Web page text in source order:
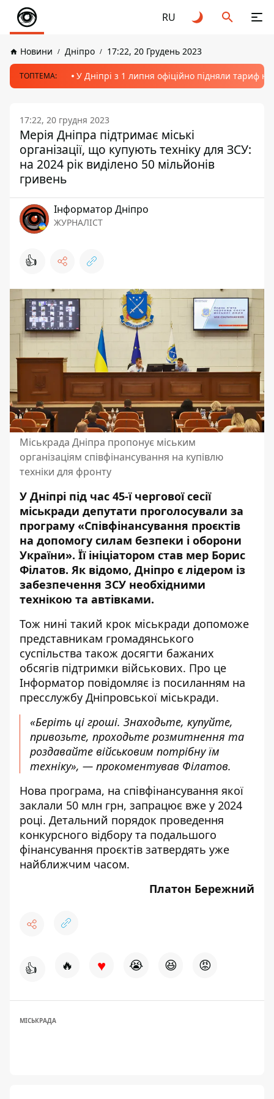
RU
Новини Дніпро 17:22, 20 Грудень 2023
ТОПТЕМА: У Дніпрі з 1 липня офіційно підняли тариф
17:22, 20 грудня 2023
Мерія Дніпра підтримає міські
організації, що купують техніку для ЗСУ:
на 2024 рік виділено 50 мільйонів
гривень
Інформатор Дніпро
ЖУРНАЛІСТ
👍
Міськрада Дніпра пропонує міським
організаціям співфінансування на купівлю
техніки для фронту
У Дніпрі під час 45-ї чергової сесії
міськради депутати проголосували за
програму «Співфінансування проєктів
на допомогу силам безпеки і оборони
України». Її ініціатором став мер Борис
Філатов. Як відомо, Дніпро є лідером із
забезпечення ЗСУ необхідними
технікою та автівками.
Тож нині такий крок міськради допоможе
представникам громадянського
суспільства також досягти бажаних
обсягів підтримки військових. Про це
Інформатор повідомляє із посиланням на
пресслужбу Дніпровської міськради.
«Беріть ці гроші. Знаходьте, купуйте,
привозьте, проходьте розмитнення та
роздавайте військовим потрібну їм
техніку», — прокоментував Філатов.
Нова програма, на співфінансування якої
заклали 50 млн грн, запрацює вже у 2024
році. Детальний порядок проведення
конкурсного відбору та подальшого
фінансування проєктів затвердять уже
найближчим часом.
Платон Бережний
👍 🔥 ♥ 😭 😆 😡
МІСЬКРАДА